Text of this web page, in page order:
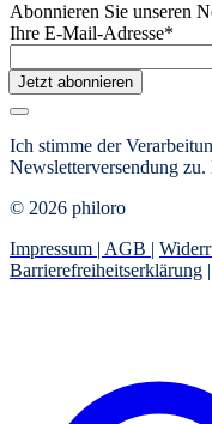
Abonnieren Sie unseren
Ihre E-Mail-Adresse*
Jetzt abonnieren
Ich stimme der
Newsletterversendung
© 2026 philoro
Impressum | AGB |
Barrierefreiheitserklärung |